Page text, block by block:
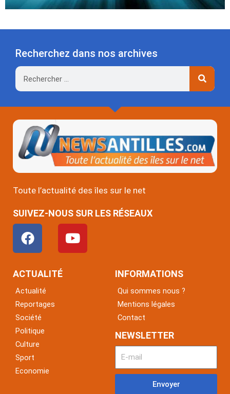
Recherchez dans nos archives
Rechercher
Toute l’actualité des îles sur le net
SUIVEZ-NOUS SUR LES RÉSEAUX
F
a
c
e
o
o
k
Y
o
u
ACTUALITÉ
Actualité
Reportages
Société
Politique
Culture
Sport
Economie
INFORMATIONS
Qui sommes nous ?
Mentions légales
Contact
NEWSLETTER
Envoyer